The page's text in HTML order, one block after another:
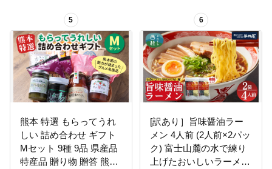
5
熊本 特選 もらってうれ
しい 詰め合わせ ギフト
Mセット 9種 9品 県産品
特産品 贈り物 贈答 熊本
6
[訳あり］旨味醤油ラー
メン 4人前 (2人前×2パッ
ク) 富士山麓の水で練り
上げたおいしいラーメン